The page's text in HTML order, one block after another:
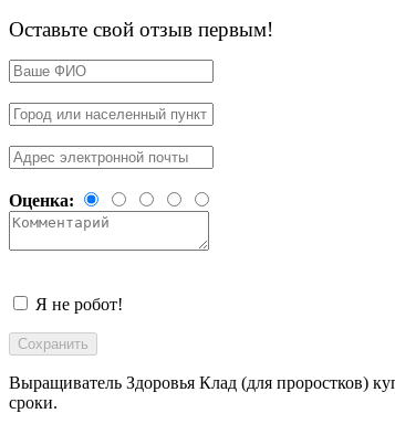
Оставьте свой отзыв первым!
Оценка:
Я не робот!
Выращиватель Здоровья Клад (для проростков)
сроки.